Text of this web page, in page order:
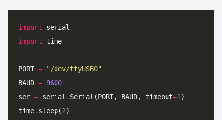
import
import
PORT =
"/dev/ttyUSB0"
BAUD = 9600
ser = serial . Serial(PORT, BAUD, timeout=1
time. sleep(2